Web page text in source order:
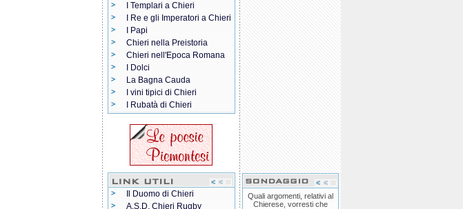
I Templari a Chieri
I Re e gli Imperatori a Chieri
I Papi
Chieri nella Preistoria
Chieri nell'Epoca Romana
I Dolci
La Bagna Cauda
I vini tipici di Chieri
I Rubatà di Chieri
Il Duomo di Chieri
A.S.D. Chieri Rugby
Quali argomenti, relativi al
Chierese, vorresti che